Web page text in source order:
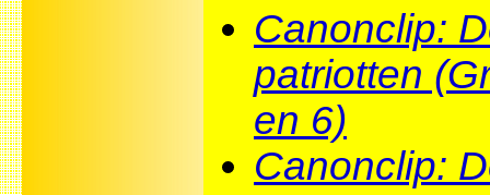
Canonclip:
patriotten
en 6)
Canonclip: